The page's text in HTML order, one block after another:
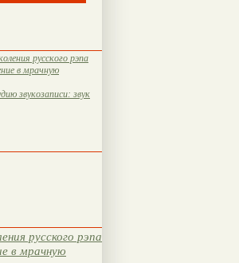
русского рэпа
в мрачную
звукозаписи: звук
русского рэпа
в мрачную